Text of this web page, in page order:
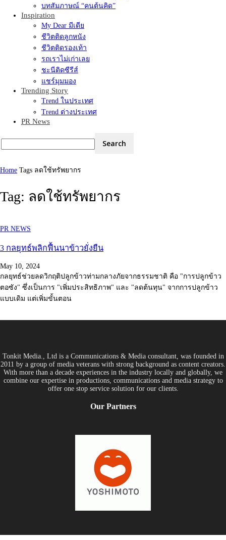
บทสัมภาษณ์ “คนต้นคิด”
Inspiration
My Dear มีเดีย
ชีวิตติดลูกหนัง
ชีวิตติดรองเท้า
รถเราไม่เก่าเลย
ชะนีติดซีรีส์
แชร์มุมมอง
Trending Story
Trend ในประเทศ
Trend ต่างประเทศ
PR News
Home Tags ลดใช้ทรัพยากร
Tag: ลดใช้ทรัพยากร
PR NEWS
3 กลยุทธ์พลิกฟื้นนาข้าวยั่งยืน
May 10, 2024
กลยุทธ์ช่วยลดวิกฤติปลูกข้าวท่ามกลางภัยจากธรรมชาติ คือ "การปลูกข้าว
ตอซัง" ซึ่งเป็นการ "เพิ่มประสิทธิภาพ" และ "ลดต้นทุน" จากการปลูกข้าว
แบบเดิม แต่เพิ่มขั้นตอน
Tonkit Media., Ltd is a Communications & Media consultant, was founded in
2011 by a group of media veterans with strong background as content creators.
With more than a decade experiences in the industry locally and globally, we
combine our expertise in productions, communications and media strategy to
offer one stop service solution for our clients.
Our Partners